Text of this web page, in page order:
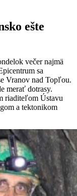
ešte
večer najmä
sa
Vranov nad Topľou.
merať dotrasy.
riaditeľom Ústavu
a tektonikom